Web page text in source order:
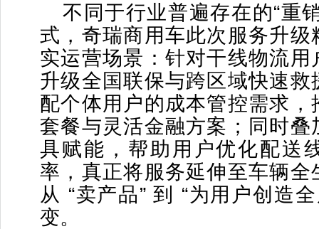
不同于行业普遍存在的“重
式，奇瑞商用车此次服务升级
实运营场景：针对干线物流用
升级全国联保与跨区域快速救
配个体用户的成本管控需求，
套餐与灵活金融方案；同时叠
具赋能，帮助用户优化配送
率，真正将服务延伸至车辆全
从 “卖产品” 到 “为用户创造
变。